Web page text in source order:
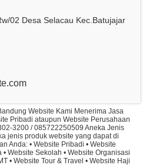
02 Desa Selacau Kec.Batujajar
Website Kami Menerima Jasa
Pribadi ataupun Website Perusahaan
3200 / 085722250509 Aneka Jenis
jenis produk website yang dapat di
Anda: • Website Pribadi • Website
Website Sekolah • Website Organisasi
• Website Tour & Travel • Website Haji